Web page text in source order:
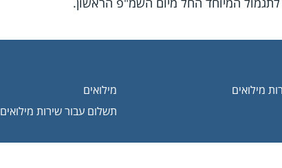
מילואים
מילואים
תשלום עבור שירות מילואים